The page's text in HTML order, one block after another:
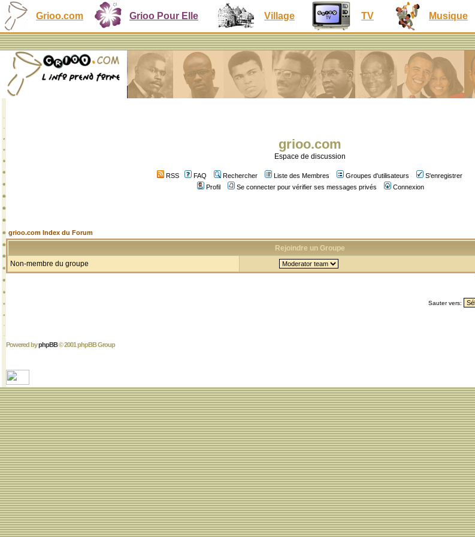
Grioo.com Grioo Pour Elle Village TV Musique
grioo.com
Espace de discussion
RSS FAQ Rechercher Liste des Membres Groupes d'utilisateurs
S'enregistrer
Profil
Se connecter pour vérifier ses messages privés Connexion
grioo.com Index du Forum
Rejoindre un Groupe
Non-membre du groupe
Sauter vers:
Powered byphpBB© 2001 phpBB Group